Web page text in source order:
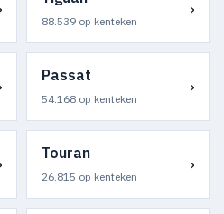
88.539 op kenteken
›
Passat
54.168 op kenteken
›
Touran
26.815 op kenteken
›